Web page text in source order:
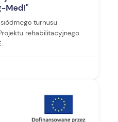
Med!"
turnusu
rehabilitacyjnego